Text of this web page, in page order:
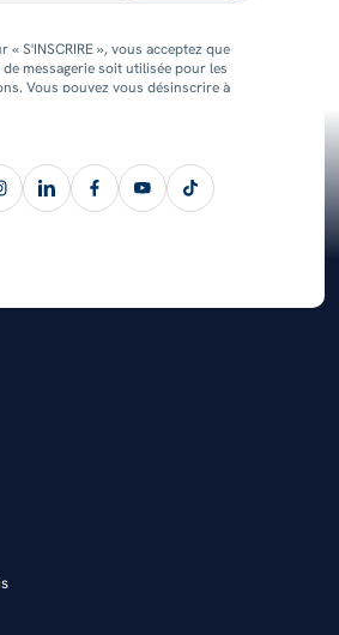
« S'INSCRIRE », vous acceptez que
messagerie soit utilisée pour les
Vous pouvez vous désinscrire à